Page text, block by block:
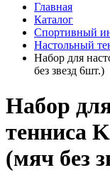
Главная
Каталог
Спортивный
Настольный
Набор для
без звезд 6шт.)
Набор
тенниса
(мяч без